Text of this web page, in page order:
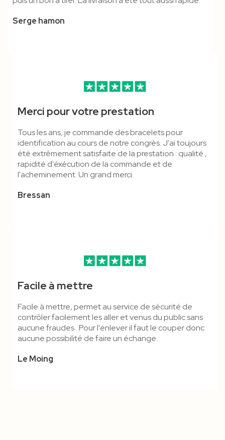
Serge hamon
Merci pour votre prestation
Tous les ans, je commande des bracelets pour
identification au cours de notre congrès. J'ai toujours
été extrêmement satisfaite de la prestation : qualité ,
rapidité d'éxécution de la commande et de
l'acheminement. Un grand merci.
Bressan
Facile à mettre
Facile à mettre, permet au service de sécurité de
contrôler facilement les aller et venus du public sans
aucune fraudes . Pour l'enlever il faut le couper donc
aucune possibilité de faire un échange.
Le Moing